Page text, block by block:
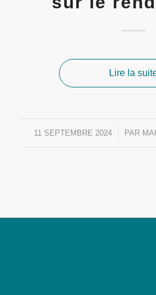
Lire la
11 SEPTEMBRE 2024
/ PAR